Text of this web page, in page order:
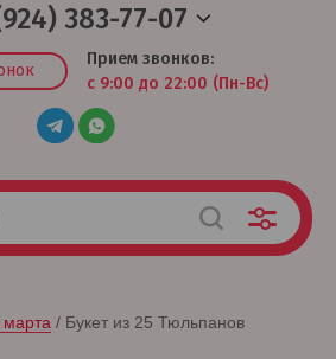
383-77-07
Прием звонков:
с 9:00 до 22:00 (Пн-Вс)
марта / Букет из 25 Тюльпанов